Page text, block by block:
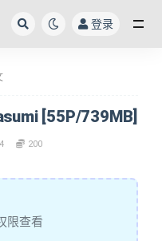
登录
[55P/739MB]
200
限查看